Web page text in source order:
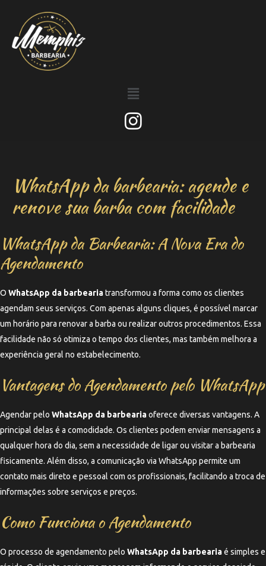
WhatsApp da barbearia: agende e
renove sua barba com facilidade
WhatsApp da Barbearia: A Nova Era do
Agendamento
O WhatsApp da barbeariatransformou a forma como os clientes
agendam seus serviços. Com apenas alguns cliques, é possível marcar
um horário para renovar a barba ou realizar outros procedimentos. Essa
facilidade não só otimiza o tempo dos clientes, mas também melhora a
experiência geral no estabelecimento.
Vantagens do Agendamento pelo WhatsApp
Agendar pelo WhatsApp da barbeariaoferece diversas vantagens. A
principal delas é a comodidade. Os clientes podem enviar mensagens a
qualquer hora do dia, sem a necessidade de ligar ou visitar a barbearia
fisicamente. Além disso, a comunicação via WhatsApp permite um
contato mais direto e pessoal com os profissionais, facilitando a troca de
informações sobre serviços e preços.
Como Funciona o Agendamento
O processo de agendamento pelo WhatsApp da barbeariaé simples e